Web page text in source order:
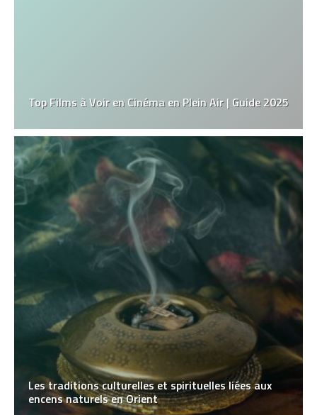
Top Films à Voir en Cinéma en Plein Air | Guide 2025
Les traditions culturelles et spirituelles liées aux
encens naturels en Orient